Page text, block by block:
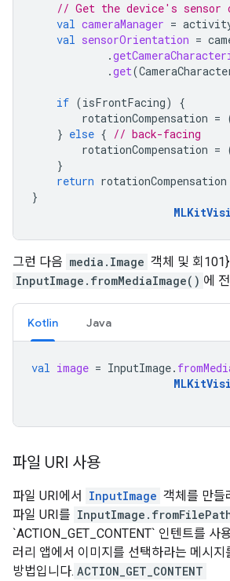
// Get the device's sensor
val cameraManager =
val sensorOrientation =
.
.get(
if (isFrontFacing)
{
rotationCompensation =
} else { // back-facing
rotationCompensation =
}
return rotationCompensation
}
그런 다음 media.Image 객체 및 회
InputImage.fromMediaImage() 에
Kotlin Java
val image = InputImage.
파일 URI 사용
파일 URI에서 InputImage 객체를 만들
파일 URI를
`ACTION_GET_CONTENT` 인텐트를 사
러리 앱에서 이미지를 선택하라는 메시
방법입니다. ACTION_GET_CONTENT